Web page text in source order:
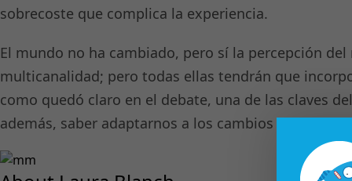
sobrecoste que complica la experiencia.
El mundo no ha cambiado, pero sí la percepción
multicanalidad; pero todas ellas tendrán que
como quedó claro en el debate, una de las claves
además, saber adaptarnos a los cambios que